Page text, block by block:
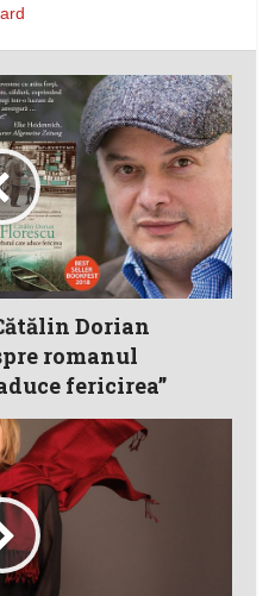
Dorian
romanul
fericirea”